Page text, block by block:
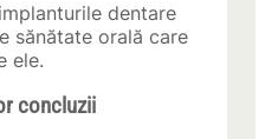
dentare
sănătate orală care
ele.
concluzii